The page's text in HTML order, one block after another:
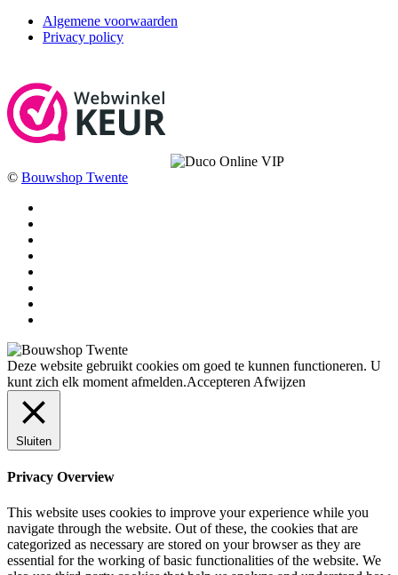
Algemene voorwaarden
Privacy policy
© Bouwshop Twente
Deze website gebruikt cookies om goed te kunnen functioneren. U
kunt zich elk moment afmelden.Accepteren Afwijzen
Sluiten
Privacy Overview
This website uses cookies to improve your experience while you
navigate through the website. Out of these, the cookies that are
categorized as necessary are stored on your browser as they are
essential for the working of basic functionalities of the website. We